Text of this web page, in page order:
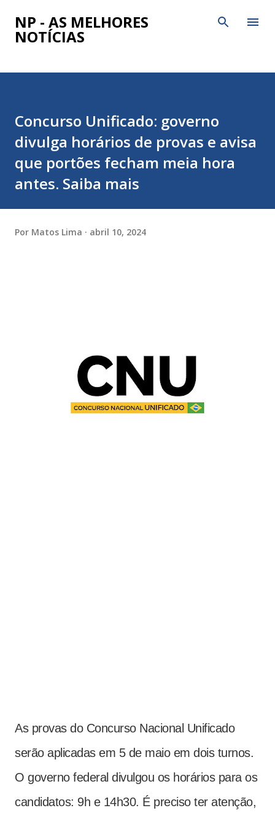
Pular para o conteúdo
NP - AS MELHORES
NOTÍCIAS
Concurso Unificado: governo
divulga horários de provas e avisa
que portões fecham meia hora
antes. Saiba mais
Por Matos Lima abril 10, 2024
As provas do Concurso Nacional Unificado
serão aplicadas em 5 de maio em dois turnos.
O governo federal divulgou os horários para os
candidatos: 9h e 14h30. É preciso ter atenção,